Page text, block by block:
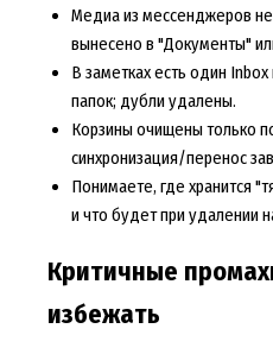
Медиа из мессенджеров
вынесено в "Документы"
В заметках есть один
папок; дубли удалены.
Корзины очищены только
синхронизация/перенос
Понимаете, где хранится
и что будет при удалении
Критичные
избежать